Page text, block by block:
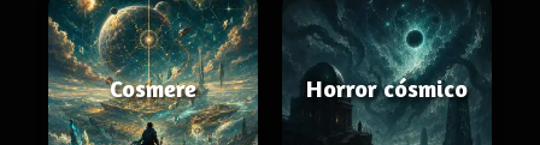
Cosmere Horror cósmico